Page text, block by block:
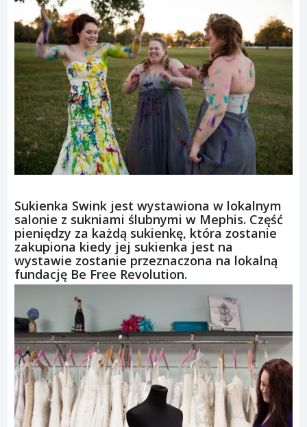
Sukienka Swink jest wystawiona w lokalnym
salonie z sukniami ślubnymi w Mephis. Część
pieniędzy za każdą sukienkę, która zostanie
zakupiona kiedy jej sukienka jest na
wystawie zostanie przeznaczona na lokalną
fundację Be Free Revolution.